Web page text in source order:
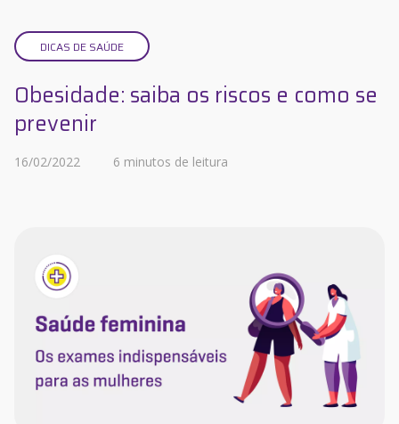
DICAS DE SAÚDE
Obesidade: saiba os riscos e como se
prevenir
16/02/2022 6 minutos de leitura